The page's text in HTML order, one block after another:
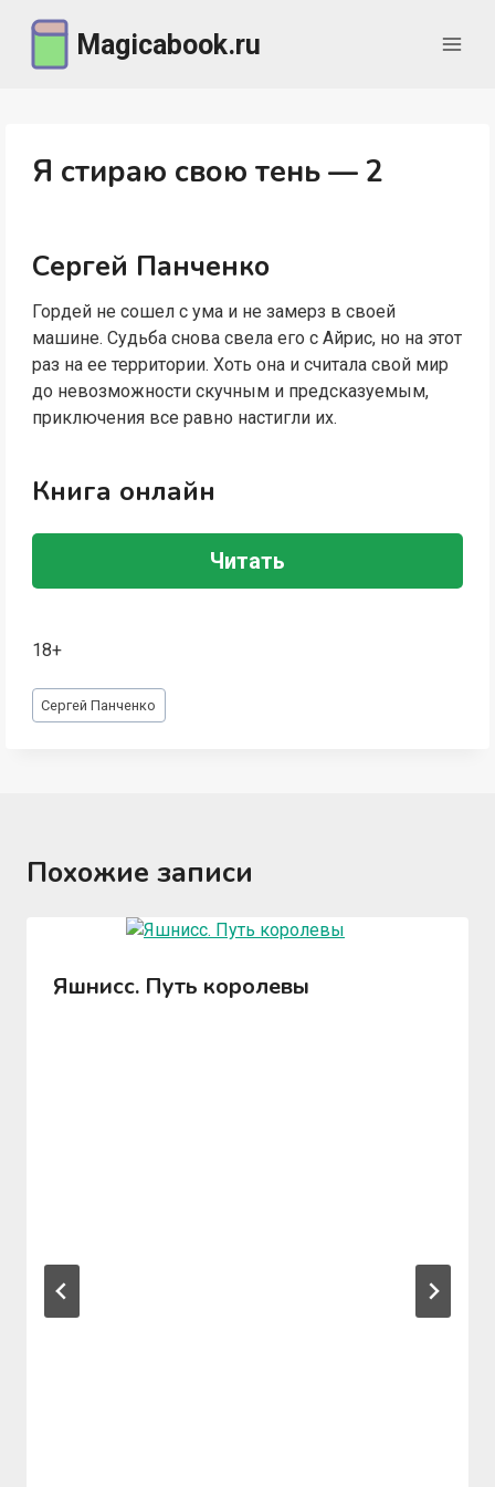
содержимому
Magicabook.ru
Я стираю свою тень — 2
Сергей Панченко
Гордей не сошел с ума и не замерз в своей
машине. Судьба снова свела его с Айрис, но на этот
раз на ее территории. Хоть она и считала свой мир
до невозможности скучным и предсказуемым,
приключения все равно настигли их.
Книга онлайн
Читать
18+
Метки
записи:
Сергей Панченко
Похожие записи
Яшнисс. Путь королевы